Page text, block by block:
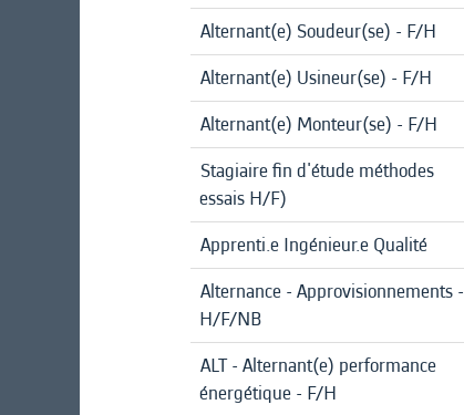
Alternant(e) Soudeur(se) - F/H
Alternant(e) Usineur(se) - F/H
Alternant(e) Monteur(se) - F/H
Stagiaire fin d'étude méthodes
essais H/F)
Apprenti.e Ingénieur.e Qualité
Alternance - Approvisionnements -
H/F/NB
ALT - Alternant(e) performance
énergétique - F/H